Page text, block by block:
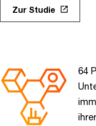
Zur Studie
64